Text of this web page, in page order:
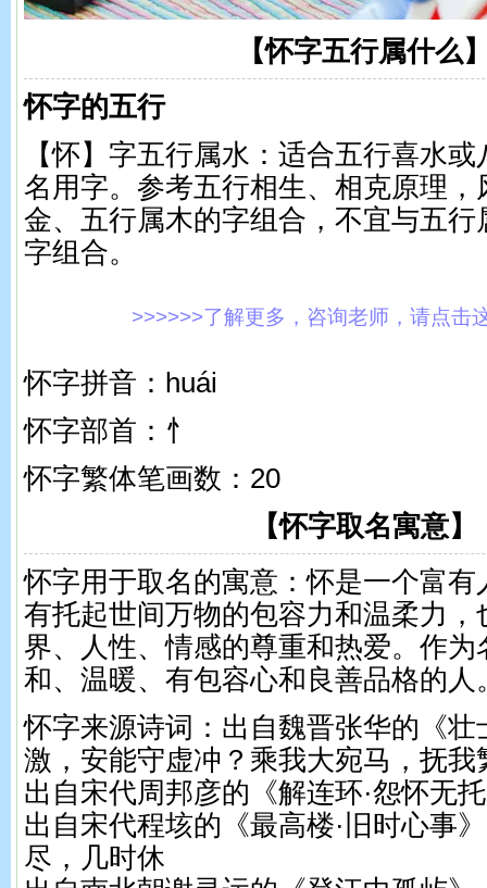
【怀字五行属什么
怀字的五行
【怀】字五行属水：适合五行喜水
名用字。参考五行相生、相克原理，
金、五行属木的字组合，不宜与五行
字组合。
>>>>>>了解更多，咨询老师，请点击
怀字拼音：huái
怀字部首：忄
怀字繁体笔画数：20
【怀字取名寓意】
怀字用于取名的寓意：怀是一个富有
有托起世间万物的包容力和温柔力，
界、人性、情感的尊重和热爱。作为
和、温暖、有包容心和良善品格的人
怀字来源诗词：出自魏晋张华的《壮
激，安能守虚冲？乘我大宛马，抚我
出自宋代周邦彦的《解连环·怨怀无
出自宋代程垓的《最高楼·旧时心事
尽，几时休